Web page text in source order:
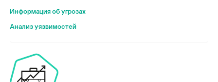
Информация об угрозах
Анализ уязвимостей